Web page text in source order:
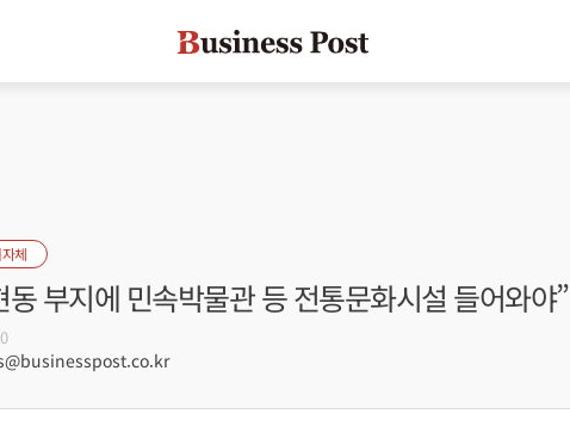
체
동 부지에 민속박물관 등 전통문화시설 들어와야”